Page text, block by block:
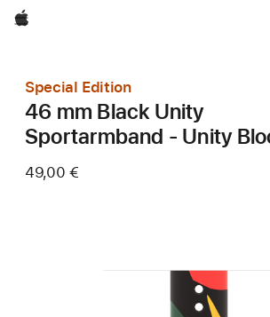
Apple
Special Edition
46 mm Black Unity
Sportarmband - Unity
49,00 €